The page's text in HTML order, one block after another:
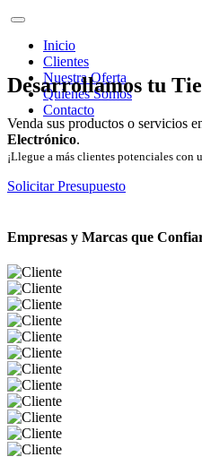
Inicio
Clientes
Nuestra Oferta
Quienes Somos
Contacto
Desarrollamos tu
Venda sus productos o servicios
Electrónico.
¡Llegue a más clientes potenciales con
Solicitar Presupuesto
Empresas y Marcas que